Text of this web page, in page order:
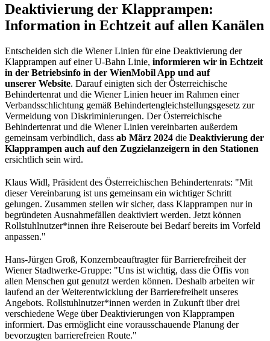
Deaktivierung der Klapprampen:
Information in Echtzeit auf allen Kanälen
Entscheiden sich die Wiener Linien für eine Deaktivierung der
Klapprampen auf einer U-Bahn Linie, informieren wir in Echtzeit
in der Betriebsinfo in der WienMobil App und auf
unserer Website. Darauf einigten sich der Österreichische
Behindertenrat und die Wiener Linien heuer im Rahmen einer
Verbandsschlichtung gemäß Behindertengleichstellungsgesetz zur
Vermeidung von Diskriminierungen. Der Österreichische
Behindertenrat und die Wiener Linien vereinbarten außerdem
gemeinsam verbindlich, dass ab März 2024 die Deaktivierung der
Klapprampen auch auf den Zugzielanzeigern in den Stationen
ersichtlich sein wird.
Klaus Widl, Präsident des Österreichischen Behindertenrats: "Mit
dieser Vereinbarung ist uns gemeinsam ein wichtiger Schritt
gelungen. Zusammen stellen wir sicher, dass Klapprampen nur in
begründeten Ausnahmefällen deaktiviert werden. Jetzt können
Rollstuhlnutzer*innen ihre Reiseroute bei Bedarf bereits im Vorfeld
anpassen."
Hans-Jürgen Groß, Konzernbeauftragter für Barrierefreiheit der
Wiener Stadtwerke-Gruppe: "Uns ist wichtig, dass die Öffis von
allen Menschen gut genutzt werden können. Deshalb arbeiten wir
laufend an der Weiterentwicklung der Barrierefreiheit unseres
Angebots. Rollstuhlnutzer*innen werden in Zukunft über drei
verschiedene Wege über Deaktivierungen von Klapprampen
informiert. Das ermöglicht eine vorausschauende Planung der
bevorzugten barrierefreien Route."